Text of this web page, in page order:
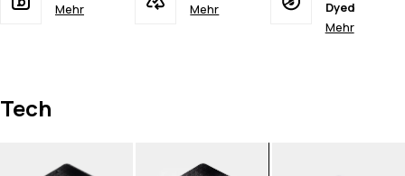
Mehr Mehr
Dyed
Mehr
Tech